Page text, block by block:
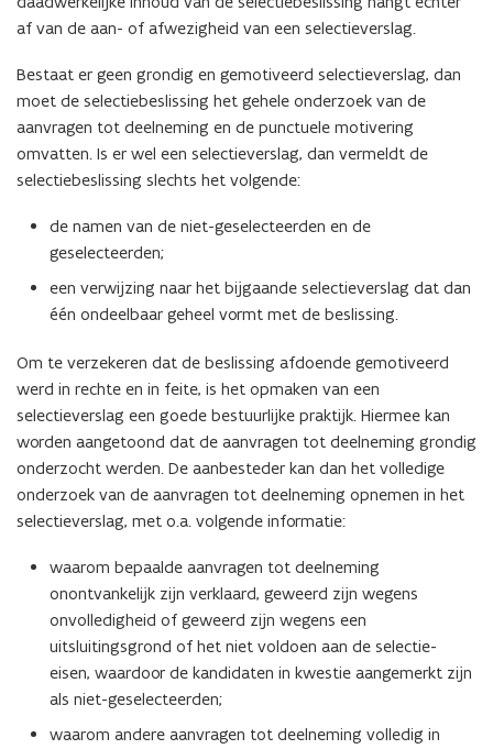
af van de aan- of afwezigheid van een selectieverslag.
Bestaat er geen grondig en gemotiveerd selectieverslag, dan
moet de selectiebeslissing het gehele onderzoek van de
aanvragen tot deelneming en de punctuele motivering
omvatten. Is er wel een selectieverslag, dan vermeldt de
selectiebeslissing slechts het volgende:
de namen van de niet-geselecteerden en de
geselecteerden;
een verwijzing naar het bijgaande selectieverslag dat dan
één ondeelbaar geheel vormt met de beslissing.
Om te verzekeren dat de beslissing afdoende gemotiveerd
werd in rechte en in feite, is het opmaken van een
selectieverslag een goede bestuurlijke praktijk. Hiermee kan
worden aangetoond dat de aanvragen tot deelneming grondig
onderzocht werden. De aanbesteder kan dan het volledige
onderzoek van de aanvragen tot deelneming opnemen in het
selectieverslag, met o.a. volgende informatie:
waarom bepaalde aanvragen tot deelneming
onontvankelijk zijn verklaard, geweerd zijn wegens
onvolledigheid of geweerd zijn wegens een
uitsluitingsgrond of het niet voldoen aan de selectie-
eisen, waardoor de kandidaten in kwestie aangemerkt zijn
als niet-geselecteerden;
waarom andere aanvragen tot deelneming volledig in